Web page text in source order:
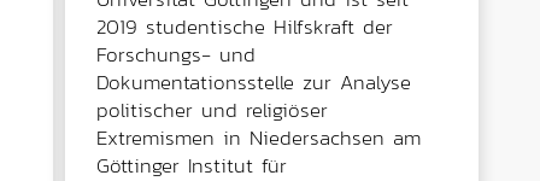
2019 studentische Hilfskraft der
Forschungs- und
Dokumentationsstelle zur Analyse
politischer und religiöser
Extremismen in Niedersachsen am
Göttinger Institut für